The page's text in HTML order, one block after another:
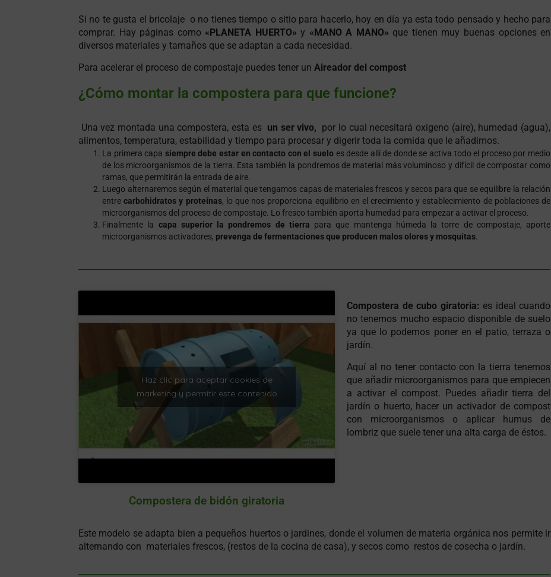
Si no te gusta el bricolaje o no tienes tiempo o sitio para hacerlo, hoy en día ya esta todo pensado y hecho para
comprar. Hay páginas como «PLANETA HUERTO» y «MANO A MANO» que tienen muy buenas opciones en
diversos materiales y tamaños que se adaptan a cada necesidad.
Para acelerar el proceso de compostaje puedes tener un Aireador del compost
¿Cómo montar la compostera para que funcione?
Una vez montada una compostera, esta es un ser vivo, por lo cual necesitará oxigeno (aire), humedad (agua),
alimentos, temperatura, estabilidad y tiempo para procesar y digerir toda la comida que le añadimos.
La primera capa siempre debe estar en contacto con el sueloes desde allí de donde se activa todo el proceso por medio
de los microorganismos de la tierra. Esta también la pondremos de material más voluminoso y difícil de compostar como
ramas, que permitirán la entrada de aire.
Luego alternaremos según el material que tengamos capas de materiales frescos y secos para que se equilibre la relación
entrecarbohidratos y proteínas, lo que nos proporciona equilibrio en el crecimiento y establecimiento de poblaciones de
microorganismos del proceso de compostaje. Lo fresco también aporta humedad para empezar a activar el proceso.
Finalmente la capa superior la pondremos de tierra para que mantenga húmeda la torre de compostaje, aporte
microorganismos activadores, prevenga de fermentaciones que producen malos olores y mosquitas.
Haz clic para aceptar cookies de
marketing y permitir este contenido
Compostera de bidón giratoria
Compostera de cubo giratoria: es ideal cuando
no tenemos mucho espacio disponible de suelo
ya que lo podemos poner en el patio, terraza o
jardín.
Aquí al no tener contacto con la tierra tenemos
que añadir microorganismos para que empiecen
a activar el compost. Puedes añadir tierra del
jardín o huerto, hacer un activador de compost
con microorganismos o aplicar humus de
lombriz que suele tener una alta carga de éstos.
Este modelo se adapta bien a pequeños huertos o jardines, donde el volumen de materia orgánica nos permite ir
alternando con materiales frescos, (restos de la cocina de casa), y secos como restos de cosecha o jardín.